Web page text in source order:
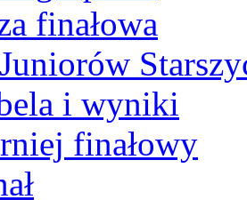
finałowa
i wyniki
finałowy